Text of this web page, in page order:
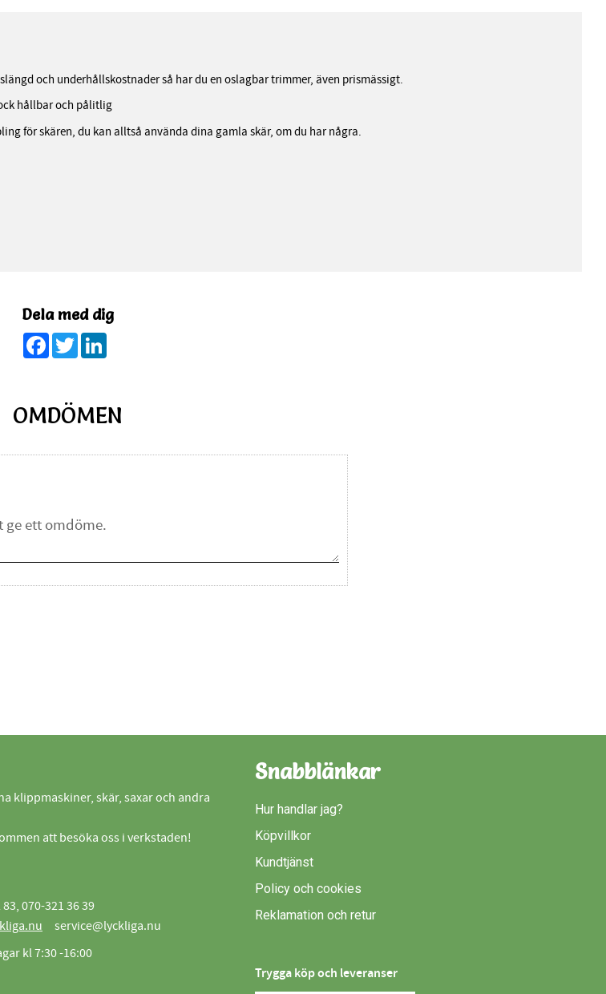
och underhållskostnader så har du en oslagbar trimmer, även prismässigt.
hållbar och pålitlig
för skären, du kan alltså använda dina gamla skär, om du har några.
Dela med dig
Facebook
TwitterLinkedIn
OMDÖMEN
klippmaskiner, skär, saxar och andra
att besöka oss i verkstaden!
070-321 36 39
service@lyckliga.nu
kl 7:30 -16:00
Snabblänkar
Hur handlar jag?
Köpvillkor
Kundtjänst
Policy och cookies
Reklamation och retur
Trygga köp och leveranser